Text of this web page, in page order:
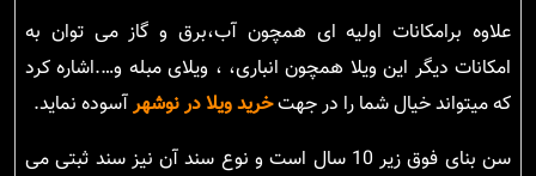
علاوه برامکانات اولیه ای همچون آب،برق و گاز می توان به
امکانات دیگر این ویلا همچون انباری، ، ویلای مبله و….اشاره کرد
که میتواند خیال شما را در جهتخرید ویلا در نوشهرآسوده نماید.
سن بنای فوق زیر 10 سال است و نوع سند آن نیز سند ثبتی می